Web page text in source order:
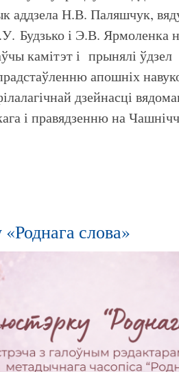
аддзела Н.В. Паляшчук,
Будзько і Э.В. Ярмоленка
камітэт і прынялі
апошніх
дзейнасці
і правядзенню на
слова»